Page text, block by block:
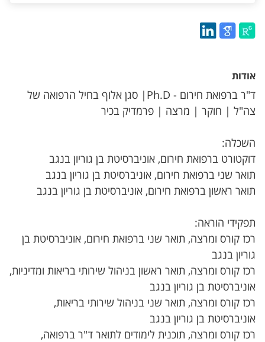
אודות
ד"ר ברפואת חירום - Ph.D| סגן אלוף בחיל הרפואה של
צה"ל | חוקר | מרצה | פרמדיק בכיר
השכלה:
דוקטורט ברפואת חירום, אוניברסיטת בן גוריון בנגב
תואר שני ברפואת חירום, אוניברסיטת בן גוריון בנגב
תואר ראשון ברפואת חירום, אוניברסיטת בן גוריון בנגב
תפקידי הוראה:
רכז קורס ומרצה, תואר שני ברפואת חירום, אוניברסיטת בן
גוריון בנגב
רכז קורס ומרצה, תואר ראשון בניהול שירותי בריאות ומדיניות,
אוניברסיטת בן גוריון בנגב
רכז קורס ומרצה, תואר שני בניהול שירותי בריאות,
אוניברסיטת בן גוריון בנגב
רכז קורס ומרצה, תוכנית לימודים לתואר ד"ר ברפואה,